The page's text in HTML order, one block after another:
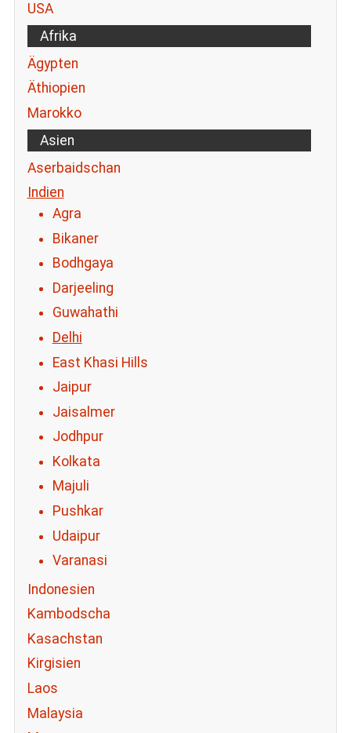
USA
Afrika
Ägypten
Äthiopien
Marokko
Asien
Aserbaidschan
Indien
Agra
Bikaner
Bodhgaya
Darjeeling
Guwahathi
Delhi
East Khasi Hills
Jaipur
Jaisalmer
Jodhpur
Kolkata
Majuli
Pushkar
Udaipur
Varanasi
Indonesien
Kambodscha
Kasachstan
Kirgisien
Laos
Malaysia